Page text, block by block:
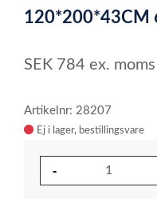
1
120*200*43CM
SEK 784 ex. moms
Artikelnr: 28207
Ej i lager